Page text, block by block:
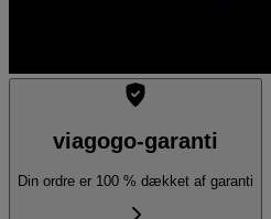
viagogo-garanti
Din ordre er 100 % dækket af garanti